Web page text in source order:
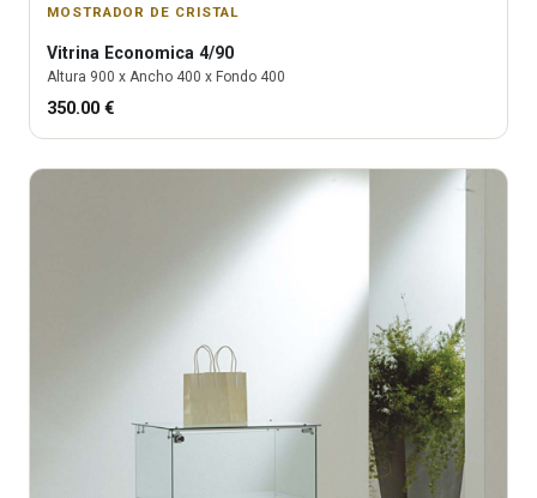
MOSTRADOR DE CRISTAL
Vitrina Economica 4/90
Altura 900 x Ancho 400 x Fondo 400
350.00 €